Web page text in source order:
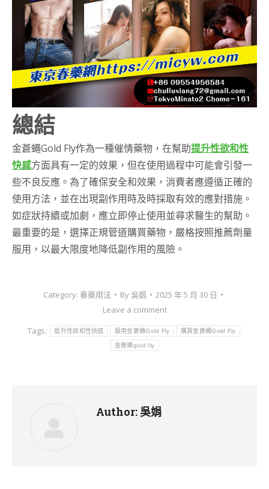
總結
金蒼蠅Gold Fly作為一種催情藥物，在幫助提升性欲和性
快感方面具有一定的效果，但在使用過程中可能會引發一
些不良反應。為了確保安全和效果，消費者應遵循正確的
使用方法，並在出現副作用時及時採取有效的應對措施。
如症狀持續或加劇，應立即停止使用並尋求醫生的幫助。
最重要的是，選擇正規管道購買藥物，嚴格按照推薦劑量
服用，以最大限度地降低副作用的風險。
Category: 春藥用法 By 吳娟
2025 年 5 月 30 日
Leave a comment
Tags:
提升性欲和性快感 服用金蒼蠅Gold Fly 購買金蒼蠅Gold Fly
金蒼蠅gold fly
Author: 吳娟